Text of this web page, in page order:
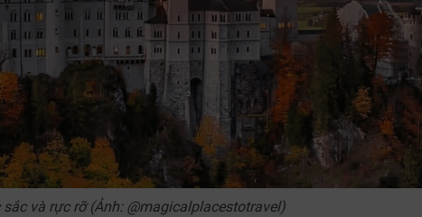
và rực rỡ (Ảnh: @magicalplacestotravel)